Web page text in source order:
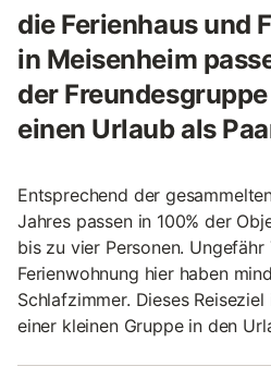
die Ferienhaus und
in Meisenheim
der
einen Urlaub als
Entsprechend der
Jahres passen in 100% der
bis zu vier Personen. Ungefähr
Ferienwohnung hier haben
Schlafzimmer. Dieses
einer kleinen Gruppe in den